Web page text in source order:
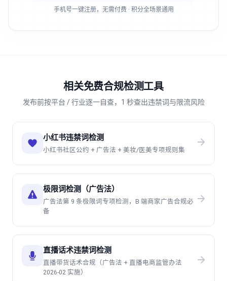
手机号一键注册，无需付费 · 积分全场景通用
相关免费合规检测工具
发布前按平台 / 行业逐一自查，1 秒查出违禁词与限流风险
小红书违禁词检测
小红书社区公约 + 广告法 + 美妆/医美专项规则集
极限词检测（广告法）
广告法第 9 条极限词专项检测，B 端商家广告合规必
备
直播话术违禁词检测
直播带货话术合规（广告法 + 直播电商监管办法
2026-02 实施）